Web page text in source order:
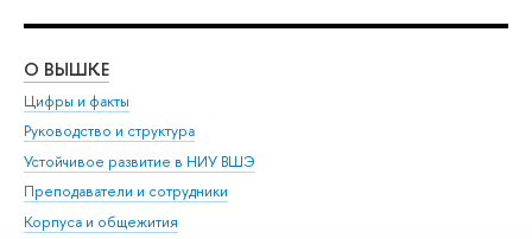
О ВЫШКЕ
Цифры и факты
Руководство и структура
Устойчивое развитие в НИУ ВШЭ
Преподаватели и сотрудники
Корпуса и общежития